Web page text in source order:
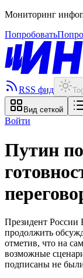
Мониторинг
Попробовать
RSS фид
Вид сеткой
Войти
Путин
Президент России
продолжить
отметив, что на
возможные
подписаны не